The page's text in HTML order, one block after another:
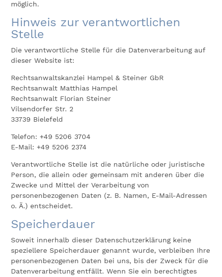
möglich.
Hinweis zur verantwortlichen
Stelle
Die verantwortliche Stelle für die Datenverarbeitung auf
dieser Website ist:
Rechtsanwaltskanzlei Hampel & Steiner GbR
Rechtsanwalt Matthias Hampel
Rechtsanwalt Florian Steiner
Vilsendorfer Str. 2
33739 Bielefeld
Telefon: +49 5206 3704
E-Mail: +49 5206 2374
Verantwortliche Stelle ist die natürliche oder juristische
Person, die allein oder gemeinsam mit anderen über die
Zwecke und Mittel der Verarbeitung von
personenbezogenen Daten (z. B. Namen, E-Mail-Adressen
o. Ä.) entscheidet.
Speicherdauer
Soweit innerhalb dieser Datenschutzerklärung keine
speziellere Speicherdauer genannt wurde, verbleiben Ihre
personenbezogenen Daten bei uns, bis der Zweck für die
Datenverarbeitung entfällt. Wenn Sie ein berechtigtes